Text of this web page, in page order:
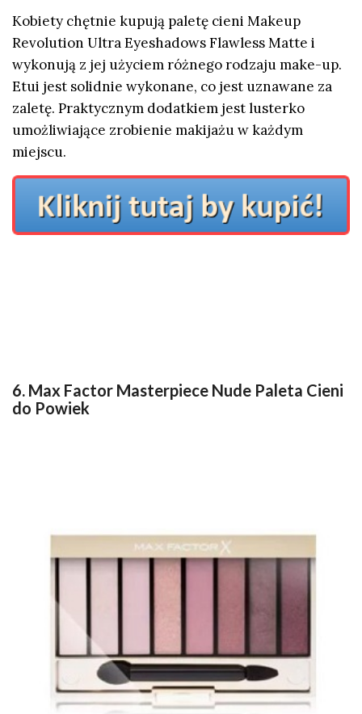
Kobiety chętnie kupują paletę cieni Makeup
Revolution Ultra Eyeshadows Flawless Matte i
wykonują z jej użyciem różnego rodzaju make-up.
Etui jest solidnie wykonane, co jest uznawane za
zaletę. Praktycznym dodatkiem jest lusterko
umożliwiające zrobienie makijażu w każdym
miejscu.
6. Max Factor Masterpiece Nude Paleta Cieni
do Powiek